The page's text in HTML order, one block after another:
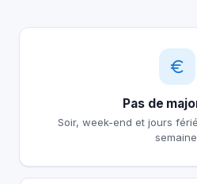
Pas de
Soir, week-end et jours